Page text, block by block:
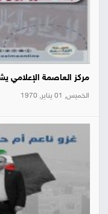
مركز العاصمة الإعلامي
الخميس, 01 يناير, 1970